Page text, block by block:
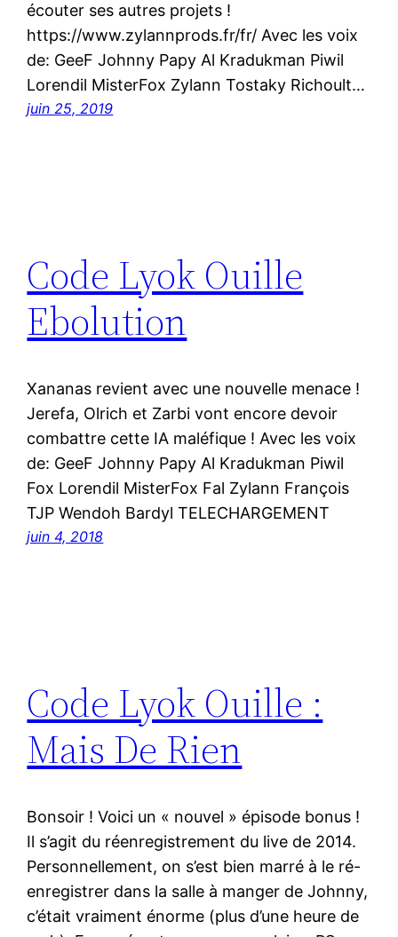
écouter ses autres projets !
https://www.zylannprods.fr/fr/ Avec les voix
de: GeeF Johnny Papy Al Kradukman Piwil
Lorendil MisterFox Zylann Tostaky Richoult…
juin 25, 2019
Code Lyok Ouille
Ebolution
Xananas revient avec une nouvelle menace !
Jerefa, Olrich et Zarbi vont encore devoir
combattre cette IA maléfique ! Avec les voix
de: GeeF Johnny Papy Al Kradukman Piwil
Fox Lorendil MisterFox Fal Zylann François
TJP Wendoh Bardyl TELECHARGEMENT
juin 4, 2018
Code Lyok Ouille :
Mais De Rien
Bonsoir ! Voici un « nouvel » épisode bonus !
Il s’agit du réenregistrement du live de 2014.
Personnellement, on s’est bien marré à le ré-
enregistrer dans la salle à manger de Johnny,
c’était vraiment énorme (plus d’une heure de